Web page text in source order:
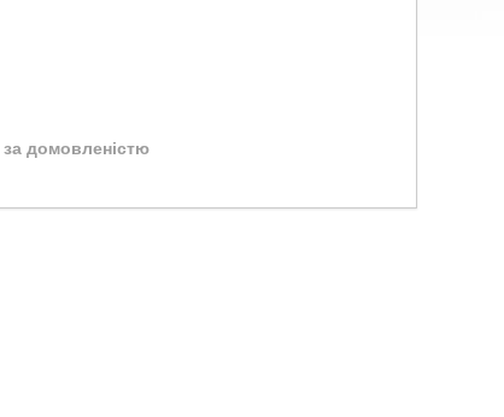
за домовленістю